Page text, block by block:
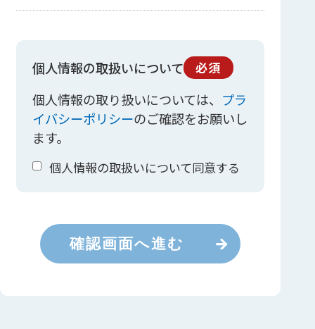
個人情報の取扱いについて 必須
個人情報の取り扱いについては、 プラ
イバシーポリシーのご確認をお願いし
ます。
個人情報の取扱いについて同意する
確認画面へ進む